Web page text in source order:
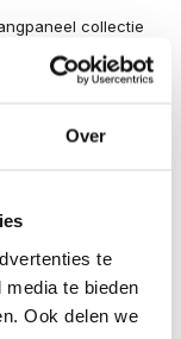
Over
te
te bieden
Ook delen we
collectie
Geprint op premium